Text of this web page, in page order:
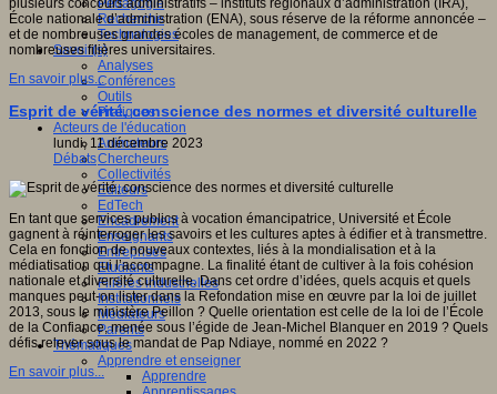
Pédagogie
Recherche
Technologies
Savoir(s)
Analyses
Conférences
Outils
Pratiques
Acteurs de l'éducation
Animateurs
Chercheurs
Collectivités
Editeurs
EdTech
Encadrement
Enseignants
Entreprises
Etudiants
Filières industrielles
Institutionnels
Médiateurs
Parents
Thématiques
Apprendre et enseigner
Apprendre
plusieurs concours administratifs – instituts régionaux d’administration (IRA),
École nationale d’administration (ENA), sous réserve de la réforme annoncée –
et de nombreuses grandes écoles de management, de commerce et de
nombreuses filières universitaires.
En savoir plus...
Esprit de vérité, conscience des normes et diversité culturelle
lundi, 11 décembre 2023
Débats
En tant que services publics à vocation émancipatrice, Université et École
gagnent à réinterroger les savoirs et les cultures aptes à édifier et à transmettre.
Cela en fonction de nouveaux contextes, liés à la mondialisation et à la
médiatisation qui l’accompagne. La finalité étant de cultiver à la fois cohésion
nationale et diversité culturelle. Dans cet ordre d’idées, quels acquis et quels
manques peut-on lister dans la Refondation mise en œuvre par la loi de juillet
2013, sous le ministère Peillon ? Quelle orientation est celle de la loi de l’École
de la Confiance, menée sous l’égide de Jean-Michel Blanquer en 2019 ? Quels
défis relever sous le mandat de Pap Ndiaye, nommé en 2022 ?
En savoir plus...